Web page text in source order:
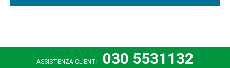
ASSISTENZA CLIENTI 030 5531132